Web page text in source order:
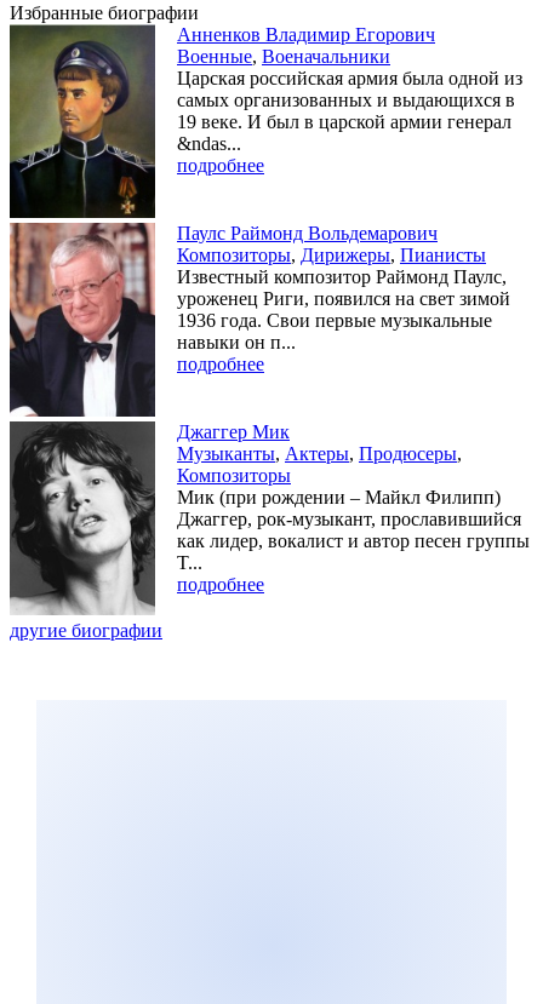
Избранные биографии
Анненков Владимир Егорович
Военные, Военачальники
Царская российская армия была одной из
самых организованных и выдающихся в
19 веке. И был в царской армии генерал
&ndas...
подробнее
Паулс Раймонд Вольдемарович
Композиторы, Дирижеры, Пианисты
Известный композитор Раймонд Паулс,
уроженец Риги, появился на свет зимой
1936 года. Свои первые музыкальные
навыки он п...
подробнее
Джаггер Мик
Музыканты, Актеры, Продюсеры,
Композиторы
Мик (при рождении – Майкл Филипп)
Джаггер, рок-музыкант, прославившийся
как лидер, вокалист и автор песен группы
T...
подробнее
другие биографии